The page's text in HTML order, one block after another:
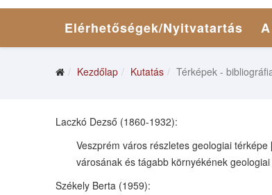
Elérhetőségek/Nyitvatartás
Kezdőlap Kutatás Térképek -
Laczkó Dezső (1860-1932):
Veszprém város részletes geologiai
városának és tágabb környékének
Székely Berta (1959):